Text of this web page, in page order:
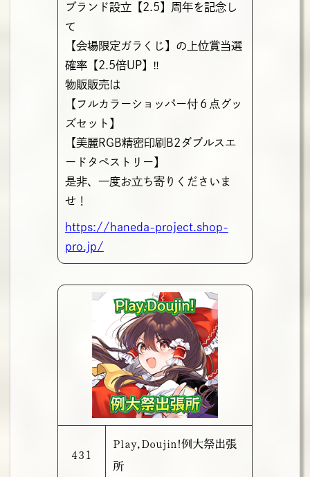
ブランド設立【2.5】周年を記念し
て
【会場限定ガラくじ】の上位賞当選
確率【2.5倍UP】‼
物販販売は
【フルカラーショッパー付６点グッ
ズセット】
【美麗RGB精密印刷B2ダブルスエ
ードタペストリー】
是非、一度お立ち寄りくださいま
せ！
https://haneda-project.shop-
pro.jp/
431
Play,Doujin!例⼤祭出張
所